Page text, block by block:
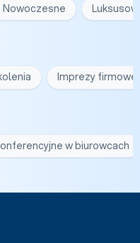
Nowoczesne
Imprezy firmowe
w biurowcach